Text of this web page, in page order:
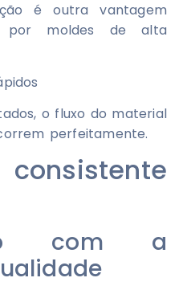
é outra vantagem
por moldes de alta
o fluxo do material
perfeitamente.
com a